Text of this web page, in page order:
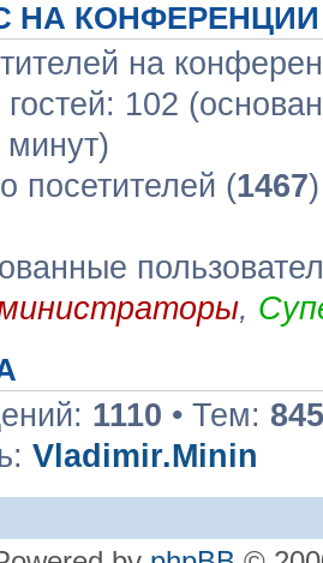
НА КОНФЕРЕНЦИИ
на
102
посетителей (1467
,
1110 • Тем: 845
Vladimir.Minin